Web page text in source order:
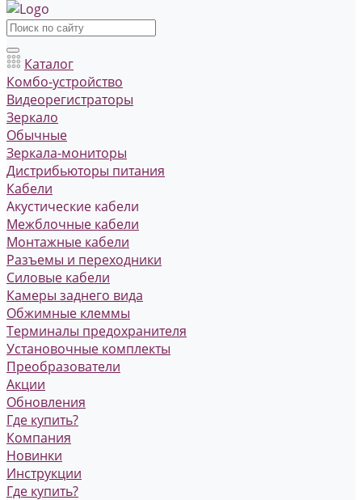
Каталог
Комбо-устройство
Видеорегистраторы
Зеркало
Обычные
Зеркала-мониторы
Дистрибьюторы питания
Кабели
Акустические кабели
Межблочные кабели
Монтажные кабели
Разъемы и переходники
Силовые кабели
Камеры заднего вида
Обжимные клеммы
Терминалы предохранителя
Установочные комплекты
Преобразователи
Акции
Обновления
Где купить?
Компания
Новинки
Инструкции
Где купить?